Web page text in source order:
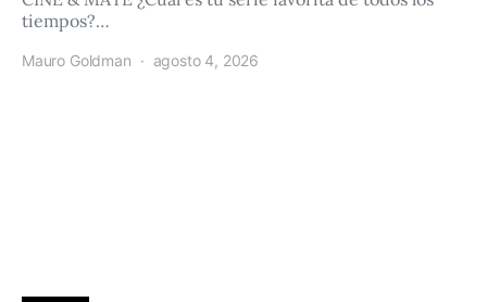
tiempos?…
Mauro Goldman agosto 4, 2026